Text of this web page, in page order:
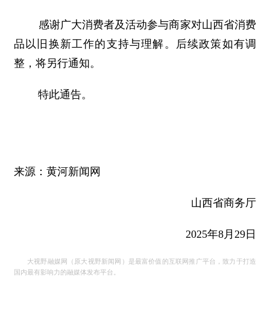
感谢广大消费者及活动参与商家对山西省消费
品以旧换新工作的支持与理解。后续政策如有调
整，将另行通知。
特此通告。
来源：黄河新闻网
山西省商务厅
2025年8月29日
大视野融媒网（原大视野新闻网）是最富价值的互联网推广平台，致力于打造
国内最有影响力的融媒体发布平台。